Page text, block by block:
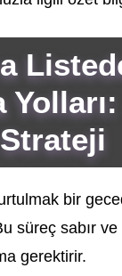
bir
süreç sabır
gerektirir.